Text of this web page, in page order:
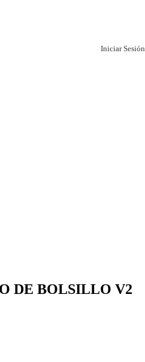
Iniciar Sesión
DE BOLSILLO V2